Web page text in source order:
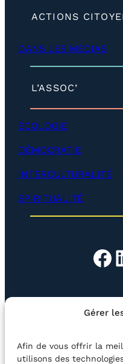
Gérer
Afin de vous offrir la
utilisons des
ACTIONS
DANS LES MÉDIAS
L’ASSOC’
é
l
o
p
e
r
)
ÉCOLOGIE
DÉMOCRATIE
INTERCULTURALITÉ
SPIRITUALITÉ
Facebook
EN QUESTION